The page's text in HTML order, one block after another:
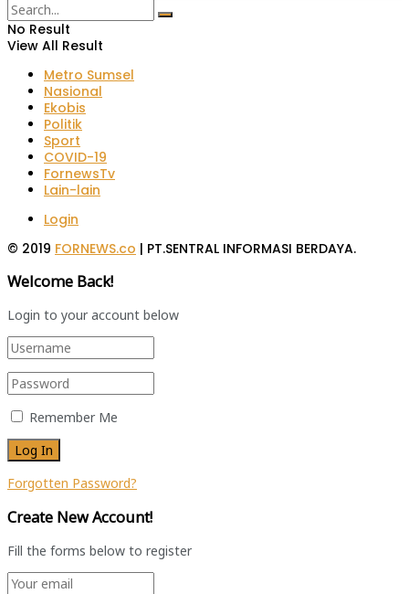
No Result
View All Result
Metro Sumsel
Nasional
Ekobis
Politik
Sport
COVID-19
FornewsTv
Lain-lain
Login
© 2019 FORNEWS.co | PT.SENTRAL INFORMASI BERDAYA.
Welcome Back!
Login to your account below
Remember Me
Forgotten Password?
Create New Account!
Fill the forms below to register